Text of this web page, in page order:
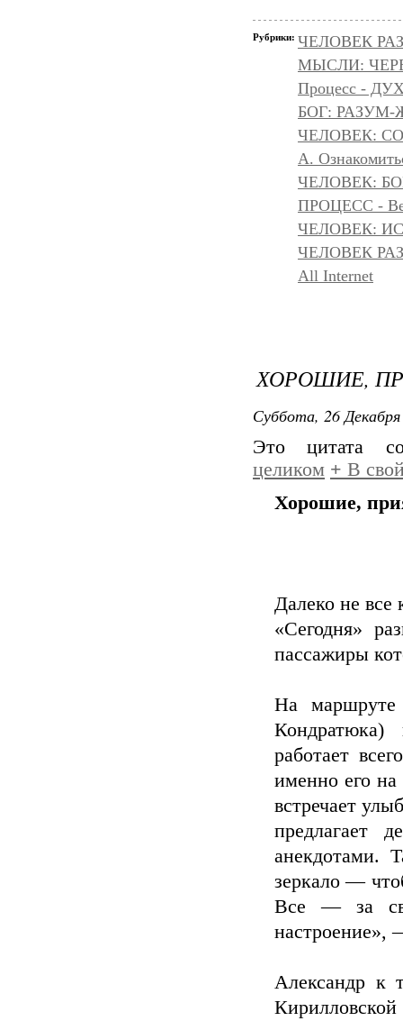
Рубрики: ЧЕЛОВЕК
МЫСЛИ:
Процесс -
БОГ:
ЧЕЛОВЕК:
А.
ЧЕЛОВЕК:
ПРОЦЕСС -
ЧЕЛОВЕК:
ЧЕЛОВЕК
All Internet
ХОРОШИЕ,
Суббота, 26
Это цитата
целиком + В
Хорошие,
Далеко не все
«Сегодня»
пассажиры
На
Кондратюка)
работает
именно его
встречает
предлагает
анекдотами.
зеркало —
Все — за
настроение»,
Александр к